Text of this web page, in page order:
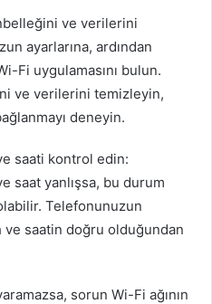
ve verilerini
ayarlarına, ardından
Fi uygulamasını bulun.
ve verilerini temizleyin,
deneyin.
saati kontrol edin:
saat yanlışsa, bu durum
Telefonunuzun
ve saatin doğru olduğundan
sorun Wi-Fi ağının